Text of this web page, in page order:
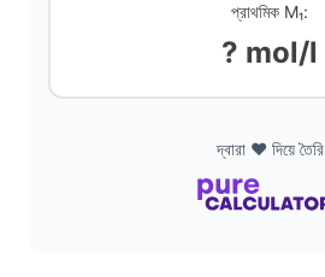
প্রাথমিক M₁:
? mol/l
দ্বারা ❤️ দিয়ে তৈরি